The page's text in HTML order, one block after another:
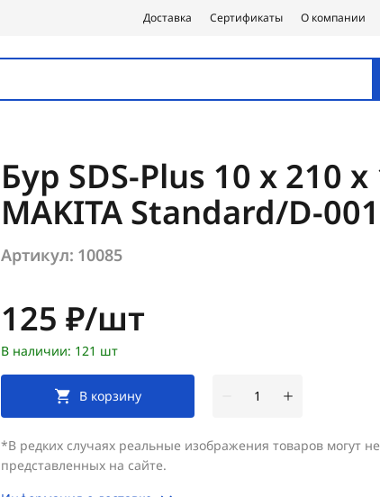
Доставка Сертификаты О компании
Бур SDS-Plus 10 х 210
MAKITA Standard/D-
Артикул: 10085
Цена:
125 ₽/шт
В наличии: 121 шт
В корзину
*В редких случаях реальные изображения товаров могут
представленных на сайте.